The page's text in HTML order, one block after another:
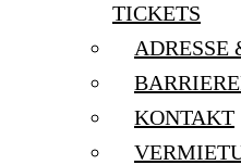
TICKETS
ADRESSE
KONTAKT